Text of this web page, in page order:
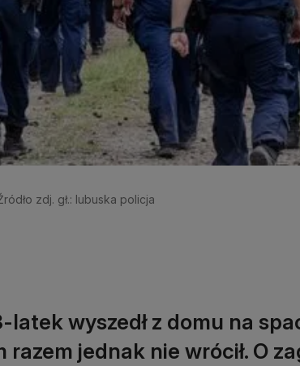
zdj. gł.: lubuska policja
wyszedł z domu na
razem jednak nie wrócił. O